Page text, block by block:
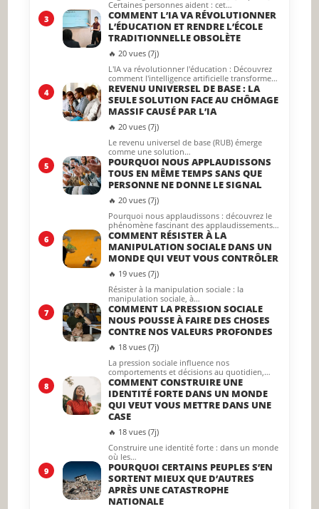
Certaines personnes aident : cet…
3
COMMENT L’IA VA RÉVOLUTIONNER
L’ÉDUCATION ET RENDRE L’ÉCOLE
TRADITIONNELLE OBSOLÈTE
🔥 20 vues (7j)
L'IA va révolutionner l'éducation : Découvrez
comment l'intelligence artificielle transforme…
4
REVENU UNIVERSEL DE BASE : LA
SEULE SOLUTION FACE AU CHÔMAGE
MASSIF CAUSÉ PAR L’IA
🔥 20 vues (7j)
Le revenu universel de base (RUB) émerge
comme une solution…
5
POURQUOI NOUS APPLAUDISSONS
TOUS EN MÊME TEMPS SANS QUE
PERSONNE NE DONNE LE SIGNAL
🔥 20 vues (7j)
Pourquoi nous applaudissons : découvrez le
phénomène fascinant des applaudissements…
6
COMMENT RÉSISTER À LA
MANIPULATION SOCIALE DANS UN
MONDE QUI VEUT VOUS CONTRÔLER
🔥 19 vues (7j)
Résister à la manipulation sociale : la
manipulation sociale, à…
7
COMMENT LA PRESSION SOCIALE
NOUS POUSSE À FAIRE DES CHOSES
CONTRE NOS VALEURS PROFONDES
🔥 18 vues (7j)
La pression sociale influence nos
comportements et décisions au quotidien,…
8
COMMENT CONSTRUIRE UNE
IDENTITÉ FORTE DANS UN MONDE
QUI VEUT VOUS METTRE DANS UNE
CASE
🔥 18 vues (7j)
Construire une identité forte : dans un monde
où les…
9
POURQUOI CERTAINS PEUPLES S’EN
SORTENT MIEUX QUE D’AUTRES
APRÈS UNE CATASTROPHE
NATIONALE